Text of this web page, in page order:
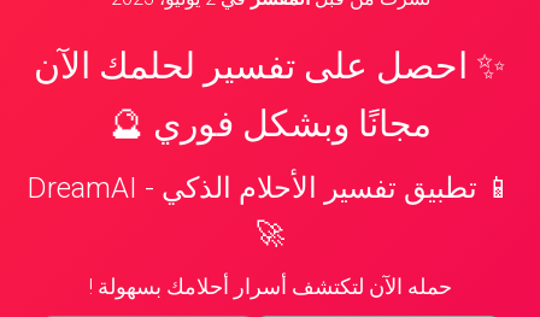
✨ احصل على تفسير لحلمك الآن
مجانًا وبشكل فوري 🔮
📱 تطبيق تفسير الأحلام الذكي - DreamAI
🚀
حمله الآن لتكتشف أسرار أحلامك بسهولة !